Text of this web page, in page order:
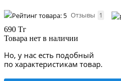
Отзывы 1
690 Тг
Товара нет в наличии
Но, у нас есть подобный
по характеристикам товар.